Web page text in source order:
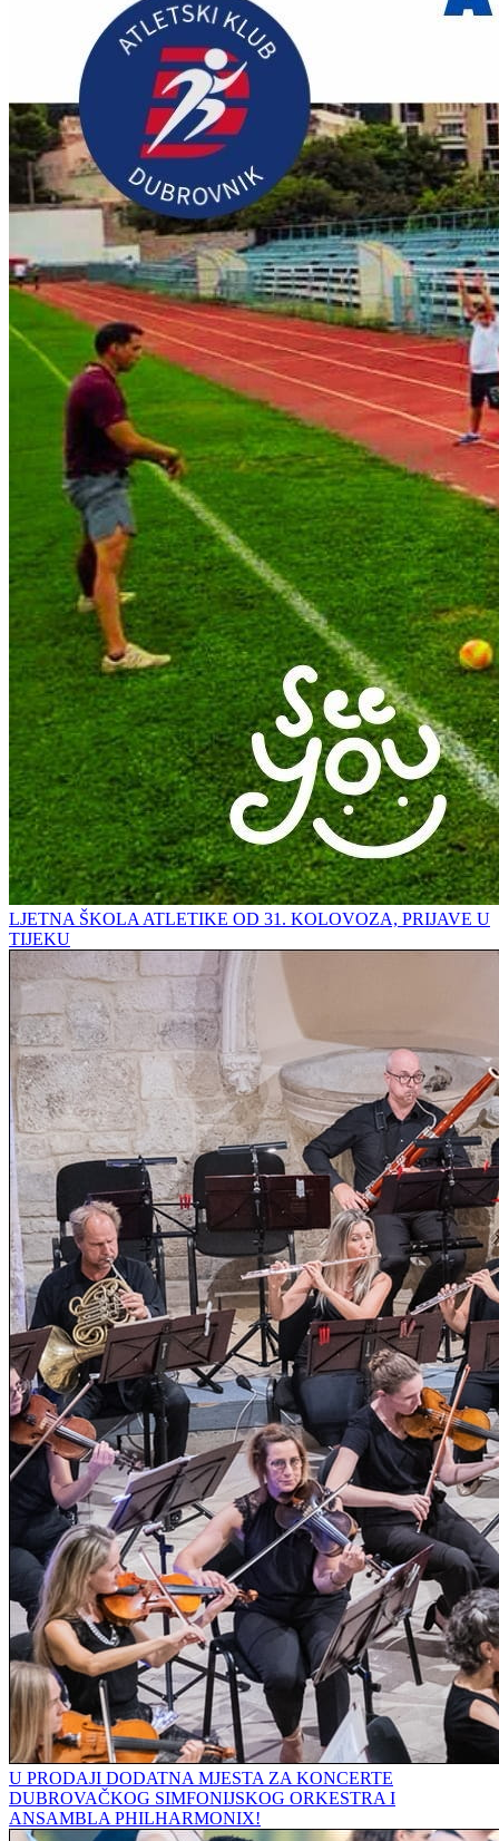
LJETNA ŠKOLA ATLETIKE OD 31. KOLOVOZA, PRIJAVE U
TIJEKU
U PRODAJI DODATNA MJESTA ZA KONCERTE
DUBROVAČKOG SIMFONIJSKOG ORKESTRA I
ANSAMBLA PHILHARMONIX!